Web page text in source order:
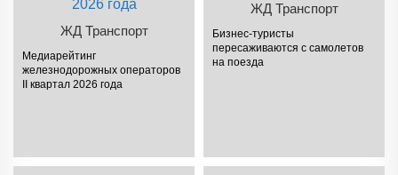
ЖД Транспорт
Медиарейтинг
железнодорожных операторов
II квартал 2026 года
ЖД Транспорт
Бизнес-туристы
пересаживаются с самолетов
на поезда